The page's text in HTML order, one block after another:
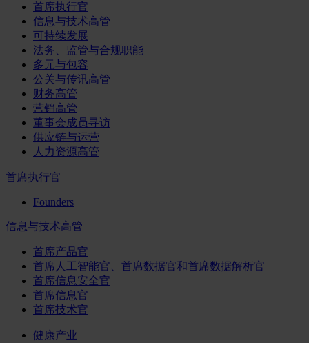
首席执行官
信息与技术高管
可持续发展
法务、监管与合规职能
多元与包容
公关与传讯高管
财务高管
营销高管
董事会成员寻访
供应链与运营
人力资源高管
首席执行官
Founders
信息与技术高管
首席产品官
首席人工智能官、首席数据官和首席数据解析官
首席信息安全官
首席信息官
首席技术官
健康产业